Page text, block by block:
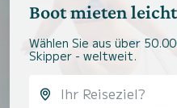
Boot mieten
Wählen Sie aus über
Skipper - weltweit.